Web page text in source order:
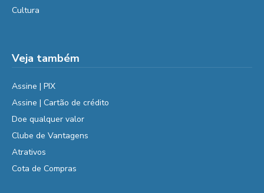
Cultura
Veja também
Assine | PIX
Assine | Cartão de crédito
Doe qualquer valor
Clube de Vantagens
Atrativos
Cota de Compras